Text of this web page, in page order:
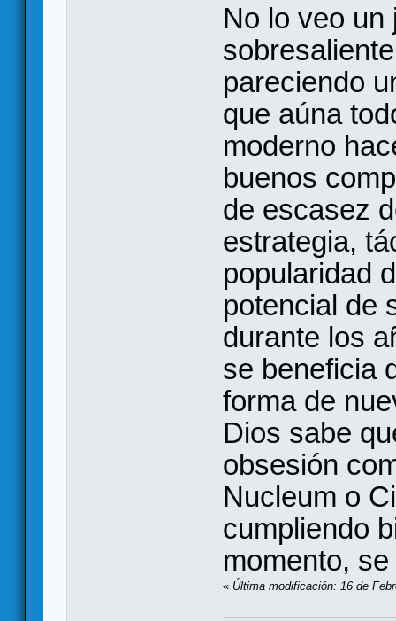
No lo veo un
pareciendo
que aúna
moderno
buenos
de escasez
estrategia,
popularidad
potencial de
durante los
se beneficia
forma de
Dios sabe
obsesión
Nucleum o
cumpliendo
momento,
« Última modificación: 16 de